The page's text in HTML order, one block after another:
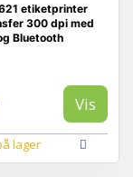
etiketprinter
300 dpi med
Bluetooth
Vis
lager